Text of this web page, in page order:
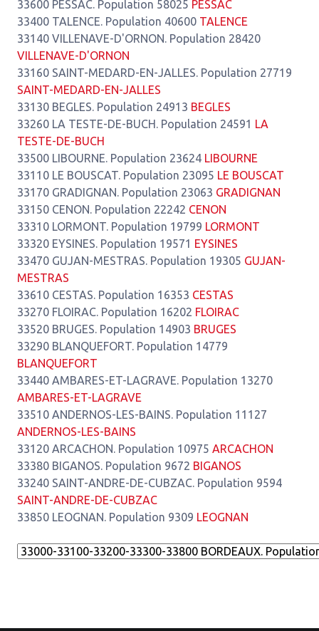
33600 PESSAC. Population 58025 PESSAC
33400 TALENCE. Population 40600 TALENCE
33140 VILLENAVE-D'ORNON. Population 28420
VILLENAVE-D'ORNON
33160 SAINT-MEDARD-EN-JALLES. Population 27719
SAINT-MEDARD-EN-JALLES
33130 BEGLES. Population 24913 BEGLES
33260 LA TESTE-DE-BUCH. Population 24591 LA
TESTE-DE-BUCH
33500 LIBOURNE. Population 23624 LIBOURNE
33110 LE BOUSCAT. Population 23095 LE BOUSCAT
33170 GRADIGNAN. Population 23063 GRADIGNAN
33150 CENON. Population 22242 CENON
33310 LORMONT. Population 19799 LORMONT
33320 EYSINES. Population 19571 EYSINES
33470 GUJAN-MESTRAS. Population 19305 GUJAN-
MESTRAS
33610 CESTAS. Population 16353 CESTAS
33270 FLOIRAC. Population 16202 FLOIRAC
33520 BRUGES. Population 14903 BRUGES
33290 BLANQUEFORT. Population 14779
BLANQUEFORT
33440 AMBARES-ET-LAGRAVE. Population 13270
AMBARES-ET-LAGRAVE
33510 ANDERNOS-LES-BAINS. Population 11127
ANDERNOS-LES-BAINS
33120 ARCACHON. Population 10975 ARCACHON
33380 BIGANOS. Population 9672 BIGANOS
33240 SAINT-ANDRE-DE-CUBZAC. Population 9594
SAINT-ANDRE-DE-CUBZAC
33850 LEOGNAN. Population 9309 LEOGNAN